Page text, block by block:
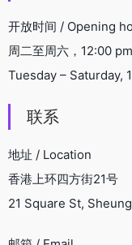
开放时间 / Opening
周二至周六，12:00
Tuesday – Saturday,
联系
地址 / Location
香港上环四方街21号
21 Square St,